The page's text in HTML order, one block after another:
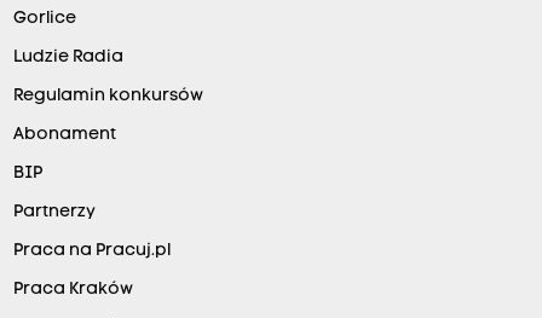
Gorlice
Ludzie Radia
Regulamin konkursów
Abonament
BIP
Partnerzy
Praca na Pracuj.pl
Praca Kraków